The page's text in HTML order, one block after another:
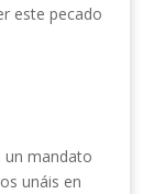
este pecado
un mandato
unáis en